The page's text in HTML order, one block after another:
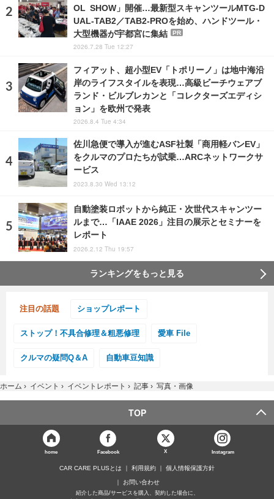
OL SHOW」開催…最新型スキャンツールMTG-D
UAL-TAB2／TAB2-PROを始め、ハンドツール・
大型機器が宇都宮に集結
PR
2026.7.28 Tue 12:27
フィアット、超小型EV「トポリーノ」は地中海沿
岸のライフスタイルを表現…高級ビーチウェアブ
ランド・ビルブレカンと「コレクターズエディシ
ョン」を欧州で発表
2026.8.4 Tue 4:34
佐川急便で導入が進むASF社製「商用軽バンEV」
をクルマのプロたちが試乗…ARCネットワークサ
ービス
2023.8.30 Wed 13:12
自動塗装ロボットから純正・次世代スキャンツー
ルまで…「IAAE 2026」注目の展示とセミナーを
レポート
2026.2.12 Thu 19:57
ランキングをもっと見る
注目の話題 ショップレポート
ストップ！不具合修理＆粗悪修理 愛車 File
クルマの疑問Q＆A 自動車豆知識
ホーム › イベント › イベントレポート › 記事 › 写真・画像
TOP
home Facebook X Instagram
CAR CARE PLUSとは 利用規約 個人情報保護方針
お問い合わせ
紹介した商品/サービスを購入、契約した場合に、